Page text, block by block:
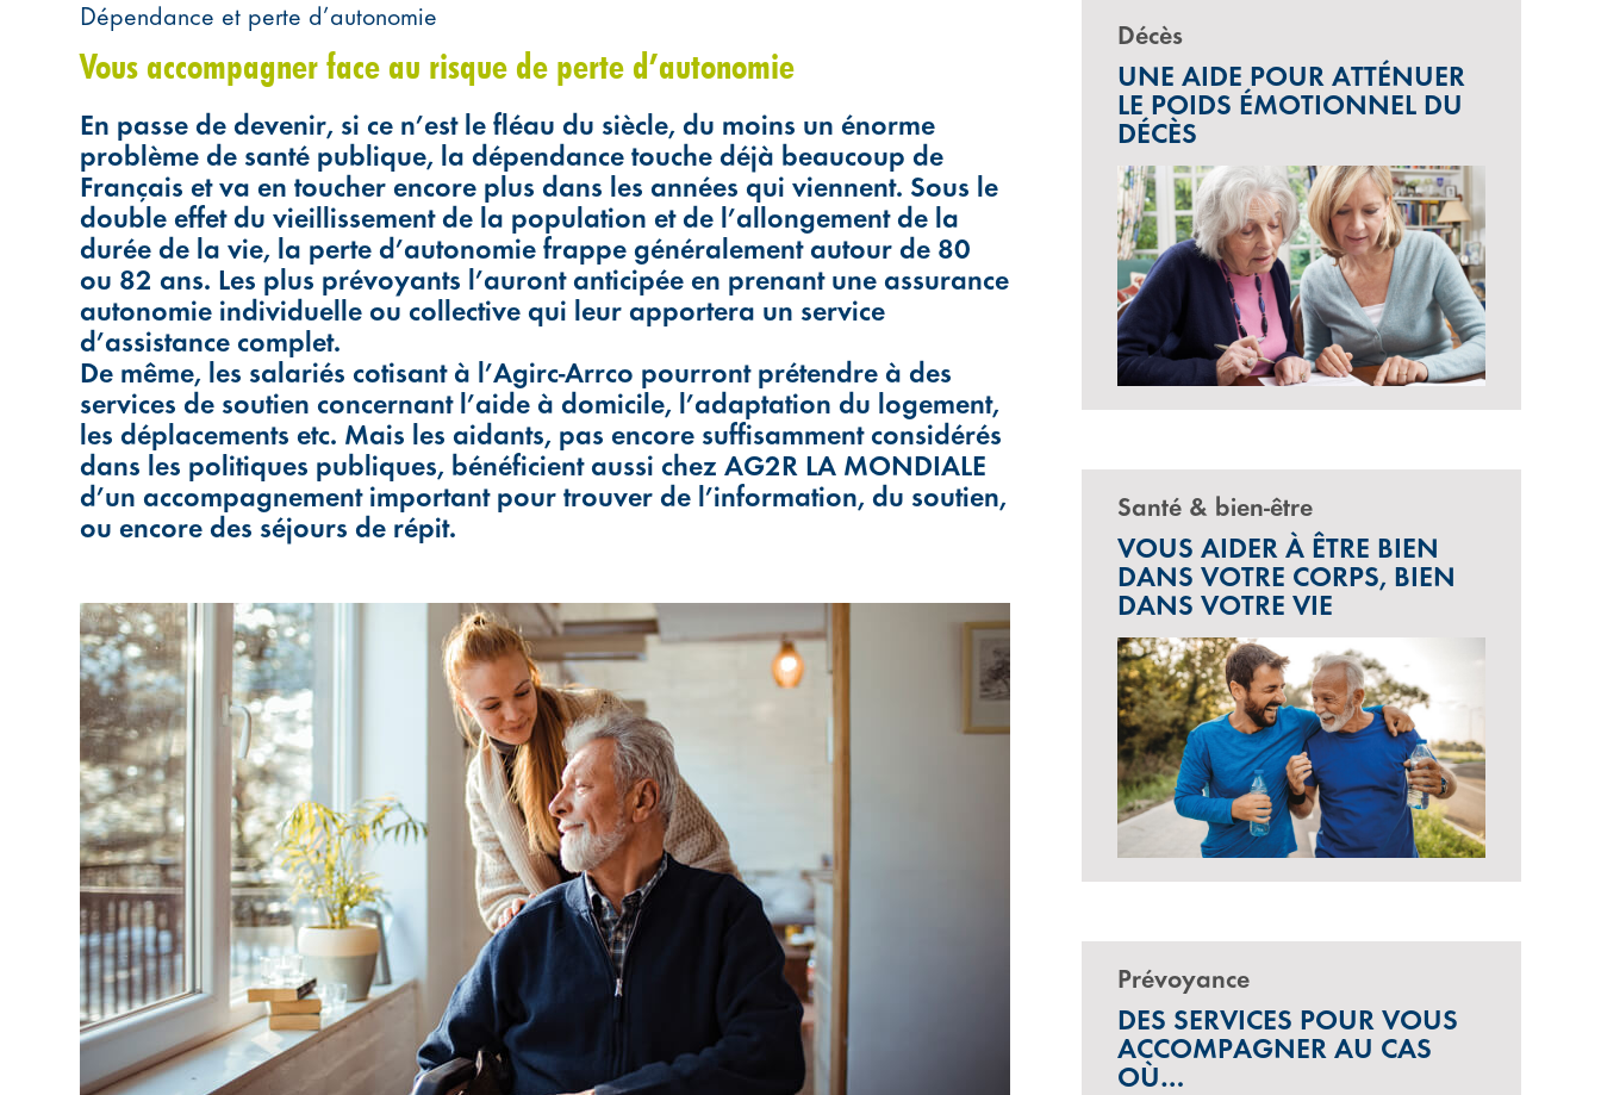
Dépendance et perte d’autonomie
Vous accompagner face au risque de perte d’autonomie
En passe de devenir, si ce n’est le fléau du siècle, du moins un énorme
problème de santé publique, la dépendance touche déjà beaucoup de
Français et va en toucher encore plus dans les années qui viennent. Sous le
double effet du vieillissement de la population et de l’allongement de la
durée de la vie, la perte d’autonomie frappe généralement autour de 80
ou 82 ans. Les plus prévoyants l’auront anticipée en prenant une assurance
autonomie individuelle ou collective qui leur apportera un service
d’assistance complet.
De même, les salariés cotisant à l’Agirc-Arrco pourront prétendre à des
services de soutien concernant l’aide à domicile, l’adaptation du logement,
les déplacements etc. Mais les aidants, pas encore suffisamment considérés
dans les politiques publiques, bénéficient aussi chez AG2R LA MONDIALE
d’un accompagnement important pour trouver de l’information, du soutien,
ou encore des séjours de répit.
Décès
UNE AIDE POUR ATTÉNUER
LE POIDS ÉMOTIONNEL DU
DÉCÈS
Santé & bien-être
VOUS AIDER À ÊTRE BIEN
DANS VOTRE CORPS, BIEN
DANS VOTRE VIE
Prévoyance
DES SERVICES POUR VOUS
ACCOMPAGNER AU CAS
OÙ…